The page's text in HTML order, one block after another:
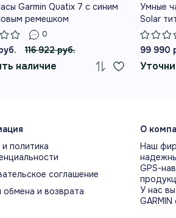
УПРАВЛЕНИЕ
СИСТЕМАМИ
часов —
отдельными
и аудиосистемами
Garmin Quatix 7 с синим
ремешком
0
116 922 руб.
наличие
Умные
Solar
99 990
политика
соглашение
обмена и возврата
О
Наш
GPS-
У нас